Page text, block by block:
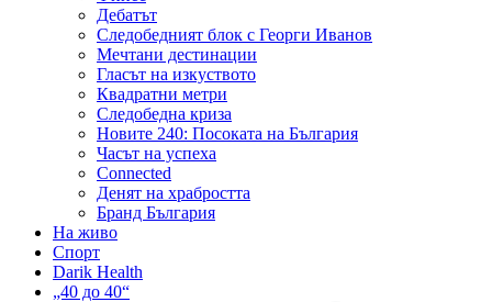
Дебатът
Следобедният блок с Георги Иванов
Мечтани дестинации
Гласът на изкуството
Квадратни метри
Следобедна криза
Новите 240: Посоката на България
Часът на успеха
Connected
Денят на храбростта
Бранд България
На живо
Спорт
Darik Health
„40 до 40“